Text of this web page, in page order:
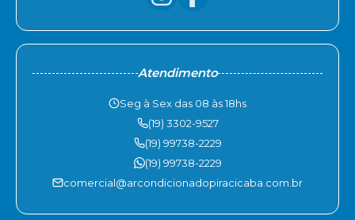
Atendimento
Seg à Sex das 08 às 18hs
(19) 3302-9527
(19) 99738-2229
(19) 99738-2229
comercial@arcondicionadopiracicaba.com.br